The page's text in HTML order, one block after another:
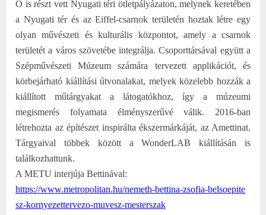
Ő is részt vett Nyugati téri ötletpályázaton, melynek keretében
a Nyugati tér és az Eiffel-csarnok területén hoztak létre egy
olyan művészeti és kulturális központot, amely a csarnok
területét a város szövetébe integrálja. Csoporttársával együtt a
Szépművészeti Múzeum számára tervezett applikációt, és
körbejárható kiállítási útvonalakat, melyek közelebb hozzák a
kiállított műtárgyakat a látogatókhoz, így a múzeumi
megismerés folyamata élményszerűvé válik. 2016-ban
létrehozta az építészet inspirálta ékszermárkáját, az Amettinat.
Tárgyaival többek között a WonderLAB kiállításán is
találkozhattunk.
A METU interjúja Bettinával:
https://www.metropolitan.hu/nemeth-bettina-zsofia-belsoepite
sz-kornyezettervezo-muvesz-mesterszak